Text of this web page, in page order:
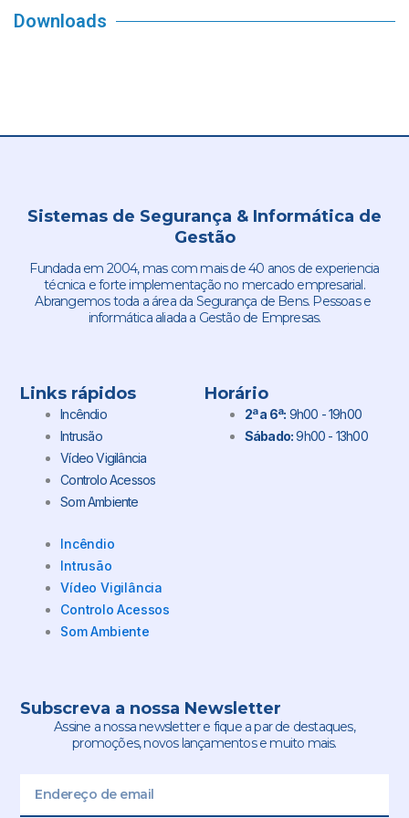
Downloads
Sistemas de Segurança & Informática de
Gestão
Fundada em 2004, mas com mais de 40 anos de experiencia
técnica e forte implementação no mercado empresarial.
Abrangemos toda a área da Segurança de Bens. Pessoas e
informática aliada a Gestão de Empresas.
Links rápidos
Incêndio
Intrusão
Vídeo Vigilância
Controlo Acessos
Som Ambiente
Incêndio
Intrusão
Vídeo Vigilância
Controlo Acessos
Som Ambiente
Horário
2ª a 6ª: 9h00 - 19h00
Sábado:9h00 - 13h00
Subscreva a nossa Newsletter
Assine a nossa newsletter e fique a par de destaques,
promoções, novos lançamentos e muito mais.